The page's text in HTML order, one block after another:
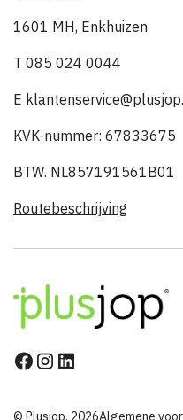
1601 MH, Enkhuizen
T 085 024 0044
E
KVK-nummer: 67833675
BTW. NL857191561B01
Routebeschrijving
© Plusjop, 2026Algemene